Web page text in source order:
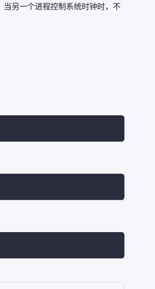
当另一个进程控制系统时钟时，不